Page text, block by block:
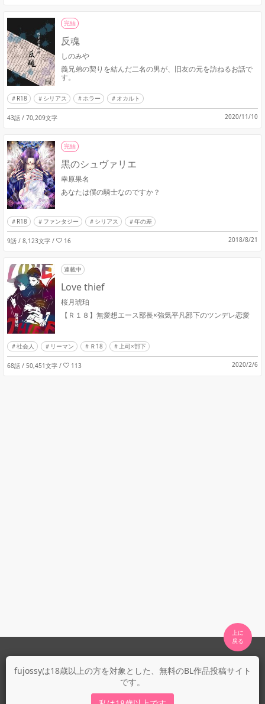
fujossyは18歳以上の方を対象とした、無料のBL作品投稿サイト
です。
完結
反魂
しのみや
義兄弟の契りを結んだ二名の男が、旧友の元を訪ねるお話で
す。
R18 シリアス ホラー オカルト
43話 / 70,209文字 2020/11/10
完結
黒のシュヴァリエ
幸原果名
あなたは僕の騎士なのですか？
R18 ファンタジー シリアス 年の差
9話 / 8,123文字 / 16 2018/8/21
連載中
Love thief
桜月琥珀
【Ｒ１８】無愛想エース部長×強気平凡部下のツンデレ恋愛
社会人 リーマン Ｒ18 上司×部下
68話 / 50,451文字 / 113 2020/2/6
上に
fujossyについて
fujossy運営ブログ